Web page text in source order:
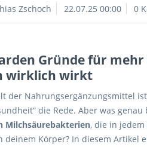
Zschoch 22.07.25 00:00 0
Gründe für mehr
wirklich wirkt
der Nahrungsergänzungsmittel
die Rede. Aber was
Milchsäurebakterien, die in
deinem Körper? In diesem Artikel